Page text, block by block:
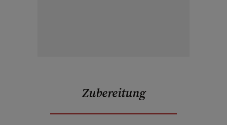
Zubereitung